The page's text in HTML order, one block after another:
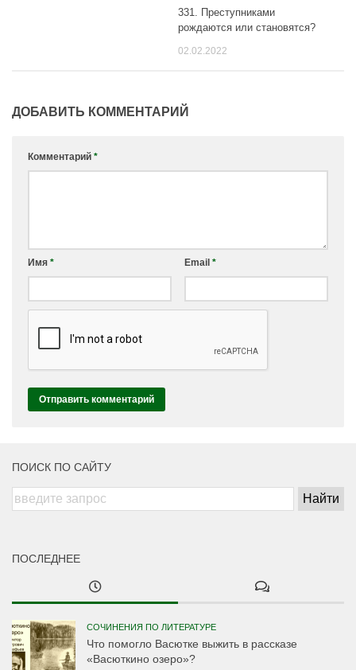
331. Преступниками
рождаются или становятся?
02.02.2022
ДОБАВИТЬ КОММЕНТАРИЙ
Комментарий *
Имя * Email *
ПОИСК ПО САЙТУ
ПОСЛЕДНЕЕ
СОЧИНЕНИЯ ПО ЛИТЕРАТУРЕ
Что помогло Васютке выжить в рассказе
«Васюткино озеро»?